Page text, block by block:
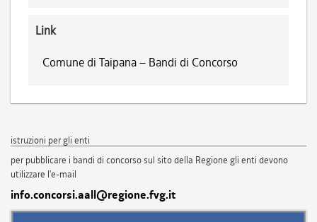
Link
Comune di Taipana – Bandi di Concorso
istruzioni per gli enti
per pubblicare i bandi di concorso sul sito della Regione gli enti devono
utilizzare l'e-mail
info.concorsi.aall@regione.fvg.it